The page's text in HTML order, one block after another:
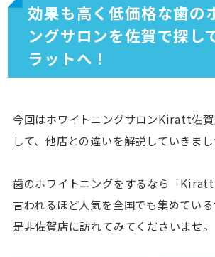
効果も高く低価格な歯の
ングサロンを佐賀で探し
ラットへ！
今回はホワイトニングサロンKiratt佐
して、他店との違いを解説していきまし
歯のホワイトニングをするなら「
言われるほど人気を全国でも集めている
是非佐賀店に訪れてみてくださいませ。